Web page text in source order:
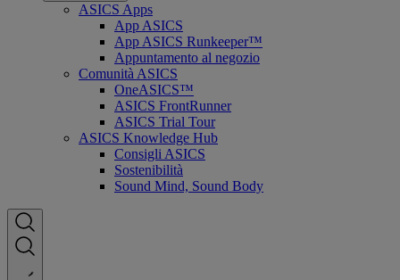
ASICS Apps
App ASICS
App ASICS Runkeeper™
Appuntamento al negozio
Comunità ASICS
OneASICS™
ASICS FrontRunner
ASICS Trial Tour
ASICS Knowledge Hub
Consigli ASICS
Sostenibilità
Sound Mind, Sound Body